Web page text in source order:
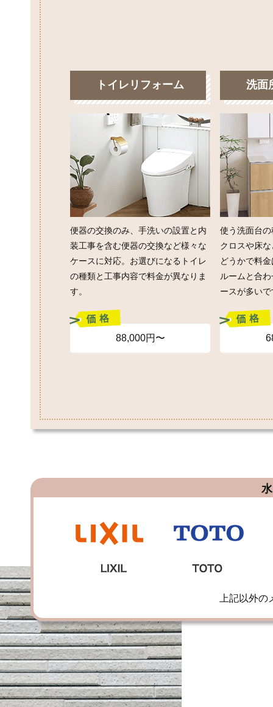
トイレリフォーム
便器の交換のみ、手洗いの設置と内
装工事を含む便器の交換など様々な
ケースに対応。お選びになるトイレ
の種類と工事内容で料金が異なりま
す。
88,000円〜
洗面
使う洗面台
クロスや床
どうかで料
ルームと合
ースが多い
上記以外